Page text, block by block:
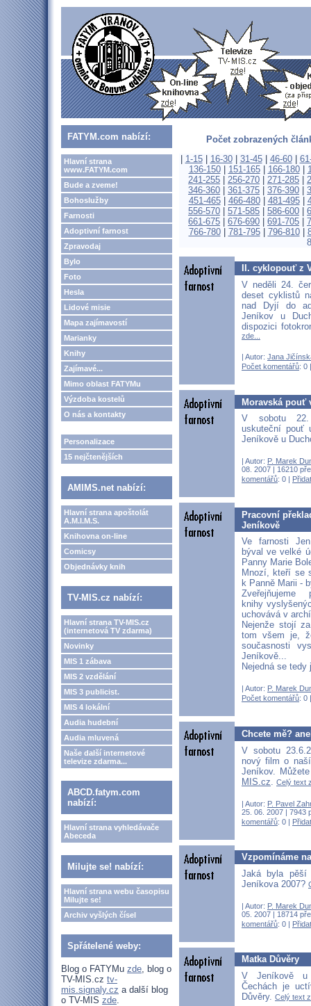
FATYM.com nabízí:
Hlavní strana
www.FATYM.com
Bude a zveme!
Bohoslužby
Farnosti
Adoptivní farnost
Zpravodaj
Bylo
Foto
Hesla
Lidové misie
Mapa zajímavostí
Marianky
Knihy
Zajímavé...
Mimo oblast FATYMu
Výzdoba kostelů
O nás a kontakty
Personalizace
15 nejčtenějších
AMIMS.net nabízí:
Hlavní strana apoštolát
A.M.I.M.S.
Knihovna on-line
Comicsy
Objednávky knih
TV-MIS.cz nabízí:
Hlavní strana TV-MIS.cz
(internetová TV zdarma)
Novinky
MIS 1 zábava
MIS 2 vzdělání
MIS 3 publicist.
MIS 4 lokální
Audia hudební
Audia mluvená
Naše další internetové
televize zdarma...
ABCD.fatym.com
nabízí:
Hlavní strana vyhledávače
Abeceda
Milujte se! nabízí:
Hlavní strana webu časopisu
Milujte se!
Archiv vyšlých čísel
Spřátelené weby:
Blog o FATYMu zde, blog o
TV-MIS.cz tv-
mis.signaly.cz a další blog
o TV-MIS zde.
Počet zobrazených
1-15| 16-30| 31-45| 46-60|
136-150| 151-165| 166-180|
241-255
256-270 271-285
346-360
361-375 376-390
451-465| 466-480| 481-495|
556-570
571-585 586-600
661-675
676-690 691-705
766-780| 781-795| 796-810|
II. cyklopouť z
V neděli 24.
deset cyklistů
nad Dyjí do
Jeníkov u
dispozici
zde...
| Autor: Jana
Počet komentářů: 0
Moravská pouť
V sobotu
uskuteční pouť
Jeníkově u
| Autor: P. Marek
08. 2007 | 16210
komentářů: 0 |
Pracovní
Jeníkově
Ve farnosti
býval ve velké
Panny Marie
Mnozí, kteří se
k Panně Marii -
Zveřejňujeme
knihy
uchovává v
Nejenže stojí
tom všem je,
současnosti
Jeníkově...
Nejedná se
| Autor: P. Marek
Počet komentářů: 0
Chcete mě?
V sobotu
nový film o
Jeníkov.
MIS.cz
Celý text
| Autor: P. Pavel
25. 06. 2007 | 7943
komentářů: 0 |
Vzpomínáme
Jaká byla
Jeníkova 2007?
| Autor: P. Marek
05. 2007 | 18714
komentářů: 0 |
Matka Důvěry
V Jeníkově u
Čechách je
Důvěry. Celý text